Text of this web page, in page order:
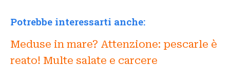
Potrebbe interessarti anche:
Meduse in mare? Attenzione: pescarle è
reato! Multe salate e carcere